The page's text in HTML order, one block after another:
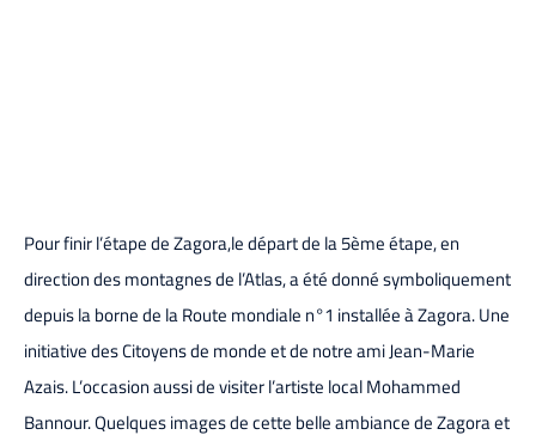
Pour finir l’étape de Zagora,le départ de la 5ème étape, en
direction des montagnes de l’Atlas, a été donné symboliquement
depuis la borne de la Route mondiale n°1 installée à Zagora. Une
initiative des Citoyens de monde et de notre ami Jean-Marie
Azais. L’occasion aussi de visiter l’artiste local Mohammed
Bannour. Quelques images de cette belle ambiance de Zagora et